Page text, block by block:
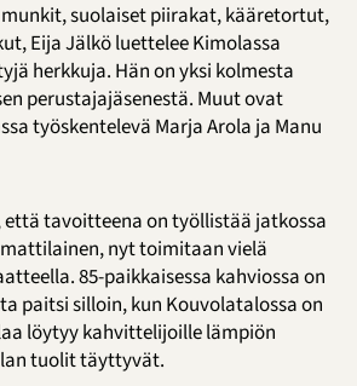
suolaiset piirakat, kääretortut,
Eija Jälkö luettelee Kimolassa
herkkuja. Hän on yksi kolmesta
perustajajäsenestä. Muut ovat
työskentelevä Marja Arola ja Manu
että tavoitteena on työllistää jatkossa
nyt toimitaan vielä
85-paikkaisessa kahviossa on
paitsi silloin, kun Kouvolatalossa on
löytyy kahvittelijoille lämpiön
tuolit täyttyvät.